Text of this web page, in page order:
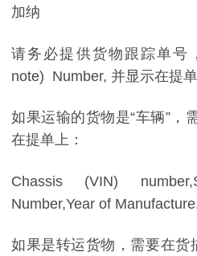
加纳
请务必提供货物跟踪单号
note) Number, 并显示在提单
如果运输的货物是“车辆”，
在提单上：
Chassis (VIN)
Number,Year of
如果是转运货物，需要在货